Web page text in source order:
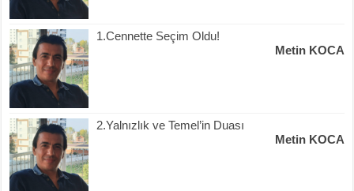
1.Cennette Seçim Oldu!
Metin KOCA
2.Yalnızlık ve Temel’in Duası
Metin KOCA